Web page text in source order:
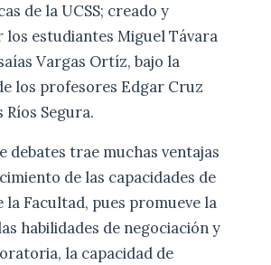
de la UCSS; creado y
estudiantes Miguel Távara
Vargas Ortíz, bajo la
los profesores Edgar Cruz
Segura.
debates trae muchas ventajas
de las capacidades de
la Facultad, pues promueve la
habilidades de negociación y
la capacidad de